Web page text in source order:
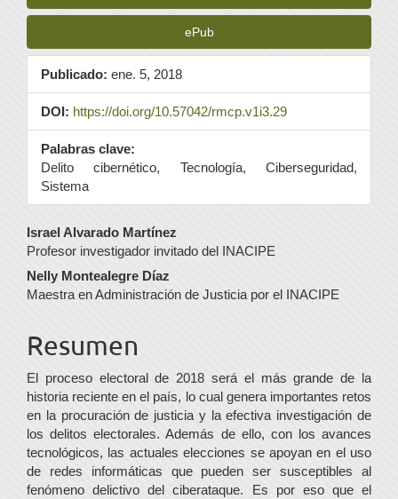
ePub
Publicado: ene. 5, 2018
DOI: https://doi.org/10.57042/rmcp.v1i3.29
Palabras clave:
Delito cibernético, Tecnología, Ciberseguridad,
Sistema
Contenido
principal
del
Israel Alvarado Martínez
Profesor investigador invitado del INACIPE
Nelly Montealegre Díaz
Maestra en Administración de Justicia por el INACIPE
Resumen
El proceso electoral de 2018 será el más grande de la
historia reciente en el país, lo cual genera importantes retos
en la procuración de justicia y la efectiva investigación de
los delitos electorales. Además de ello, con los avances
tecnológicos, las actuales elecciones se apoyan en el uso
de redes informáticas que pueden ser susceptibles al
fenómeno delictivo del ciberataque. Es por eso que el